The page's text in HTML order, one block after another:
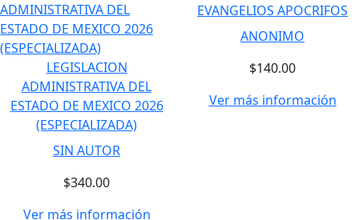
LEGISLACION
ADMINISTRATIVA DEL
ESTADO DE MEXICO 2026
(ESPECIALIZADA)
SIN AUTOR
$340.00
Ver más información
EVANGELIOS APOCRIFOS
ANONIMO
$140.00
Ver más información